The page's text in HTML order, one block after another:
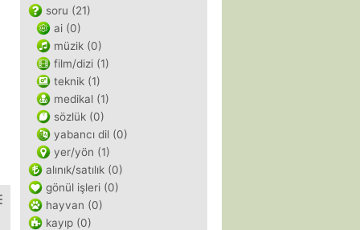
soru (21)
ai (0)
müzik (0)
film/dizi (1)
teknik (1)
medikal (1)
sözlük (0)
yabancı dil (0)
yer/yön (1)
alınık/satılık (0)
gönül işleri (0)
hayvan (0)
kayıp (0)